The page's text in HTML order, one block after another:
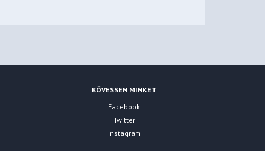
KÖVESSEN MINKET
Facebook
Twitter
Instagram